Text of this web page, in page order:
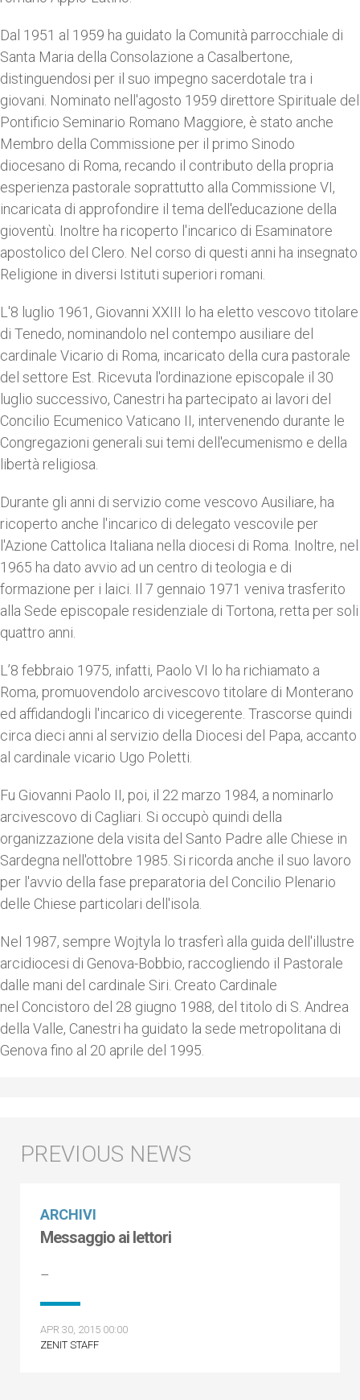
Dal 1951 al 1959 ha guidato la Comunità parrocchiale di
Santa Maria della Consolazione a Casalbertone,
distinguendosi per il suo impegno sacerdotale tra i
giovani. Nominato nell'agosto 1959 direttore Spirituale del
Pontificio Seminario Romano Maggiore, è stato anche
Membro della Commissione per il primo Sinodo
diocesano di Roma, recando il contributo della propria
esperienza pastorale soprattutto alla Commissione VI,
incaricata di approfondire il tema dell'educazione della
gioventù. Inoltre ha ricoperto l'incarico di Esaminatore
apostolico del Clero. Nel corso di questi anni ha insegnato
Religione in diversi Istituti superiori romani.
L'8 luglio 1961, Giovanni XXIII lo ha eletto vescovo titolare
di Tenedo, nominandolo nel contempo ausiliare del
cardinale Vicario di Roma, incaricato della cura pastorale
del settore Est. Ricevuta l'ordinazione episcopale il 30
luglio successivo, Canestri ha partecipato ai lavori del
Concilio Ecumenico Vaticano II, intervenendo durante le
Congregazioni generali sui temi dell'ecumenismo e della
libertà religiosa.
Durante gli anni di servizio come vescovo Ausiliare, ha
ricoperto anche l'incarico di delegato vescovile per
l'Azione Cattolica Italiana nella diocesi di Roma. Inoltre, nel
1965 ha dato avvio ad un centro di teologia e di
formazione per i laici. Il 7 gennaio 1971 veniva trasferito
alla Sede episcopale residenziale di Tortona, retta per soli
quattro anni.
L’8 febbraio 1975, infatti, Paolo VI lo ha richiamato a
Roma, promuovendolo arcivescovo titolare di Monterano
ed affidandogli l'incarico di vicegerente. Trascorse quindi
circa dieci anni al servizio della Diocesi del Papa, accanto
al cardinale vicario Ugo Poletti.
Fu Giovanni Paolo II, poi, il 22 marzo 1984, a nominarlo
arcivescovo di Cagliari. Si occupò quindi della
organizzazione dela visita del Santo Padre alle Chiese in
Sardegna nell'ottobre 1985. Si ricorda anche il suo lavoro
per l'avvio della fase preparatoria del Concilio Plenario
delle Chiese particolari dell'isola.
Nel 1987, sempre Wojtyla lo trasferì alla guida dell'illustre
arcidiocesi di Genova-Bobbio, raccogliendo il Pastorale
dalle mani del cardinale Siri. Creato Cardinale
nel Concistoro del 28 giugno 1988, del titolo di S. Andrea
della Valle, Canestri ha guidato la sede metropolitana di
Genova fino al 20 aprile del 1995.
ARCHIVI
Messaggio ai lettori
–
APR 30, 2015 00:00
ZENIT STAFF